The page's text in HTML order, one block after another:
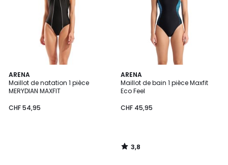
ARENA
Maillot de natation 1 pièce
MERYDIAN MAXFIT
CHF 54,95
ARENA
Maillot de bain 1 pièce Maxfit
Eco Feel
CHF 45,95
3,8
/ 5
3,8
/